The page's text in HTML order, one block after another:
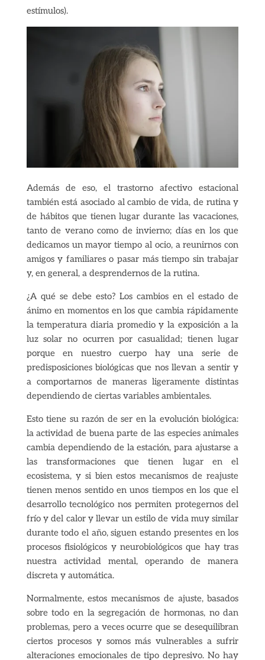
estímulos).
Además de eso, el trastorno afectivo estacional
también está asociado al cambio de vida, de rutina y
de hábitos que tienen lugar durante las vacaciones,
tanto de verano como de invierno; días en los que
dedicamos un mayor tiempo al ocio, a reunirnos con
amigos y familiares o pasar más tiempo sin trabajar
y, en general, a desprendernos de la rutina.
¿A qué se debe esto? Los cambios en el estado de
ánimo en momentos en los que cambia rápidamente
la temperatura diaria promedio y la exposición a la
luz solar no ocurren por casualidad; tienen lugar
porque en nuestro cuerpo hay una serie de
predisposiciones biológicas que nos llevan a sentir y
a comportarnos de maneras ligeramente distintas
dependiendo de ciertas variables ambientales.
Esto tiene su razón de ser en la evolución biológica:
la actividad de buena parte de las especies animales
cambia dependiendo de la estación, para ajustarse a
las transformaciones que tienen lugar en el
ecosistema, y si bien estos mecanismos de reajuste
tienen menos sentido en unos tiempos en los que el
desarrollo tecnológico nos permiten protegernos del
frío y del calor y llevar un estilo de vida muy similar
durante todo el año, siguen estando presentes en los
procesos fisiológicos y neurobiológicos que hay tras
nuestra actividad mental, operando de manera
discreta y automática.
Normalmente, estos mecanismos de ajuste, basados
sobre todo en la segregación de hormonas, no dan
problemas, pero a veces ocurre que se desequilibran
ciertos procesos y somos más vulnerables a sufrir
alteraciones emocionales de tipo depresivo. No hay